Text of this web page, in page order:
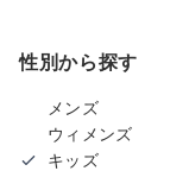
性別から探す
メンズ
ウィメンズ
キッズ